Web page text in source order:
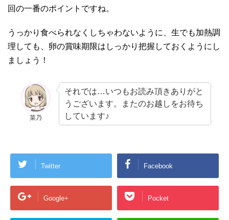
回の一番のポイントですね。
うっかり食べられなくしちゃわないように、生でも加熱調
理しても、卵の賞味期限はしっかり把握しておくようにし
ましょう！
菜乃
それでは…いつもお読み頂きありがと
うございます。またのお越しをお待ち
しています♪
Twitter Facebook
Google+ Pocket